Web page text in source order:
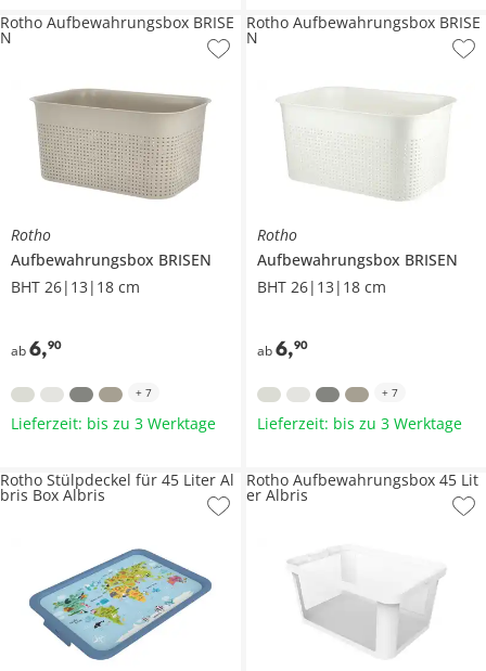
Rotho
Aufbewahrungsbox BRISEN
BHT 26|13|18 cm
ab6,90
Rotho Aufbewahrungsbox BRISE
N
+ 7
Lieferzeit: bis zu 3 Werktage
Rotho
Aufbewahrungsbox BRISEN
BHT 26|13|18 cm
ab 6,90
Rotho Aufbewahrungsbox BRISE
N
+ 7
Lieferzeit: bis zu 3 Werktage
Rotho Stülpdeckel für 45 Liter Al
bris Box Albris
Rotho Aufbewahrungsbox 45 Lit
er Albris